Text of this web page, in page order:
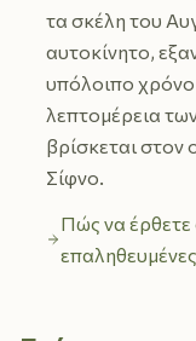
τα σκέλη του
αυτοκίνητο,
υπόλοιπο
λεπτομέρεια
βρίσκεται στον
Σίφνο.
Πώς να έρθετε
επαληθευμένες